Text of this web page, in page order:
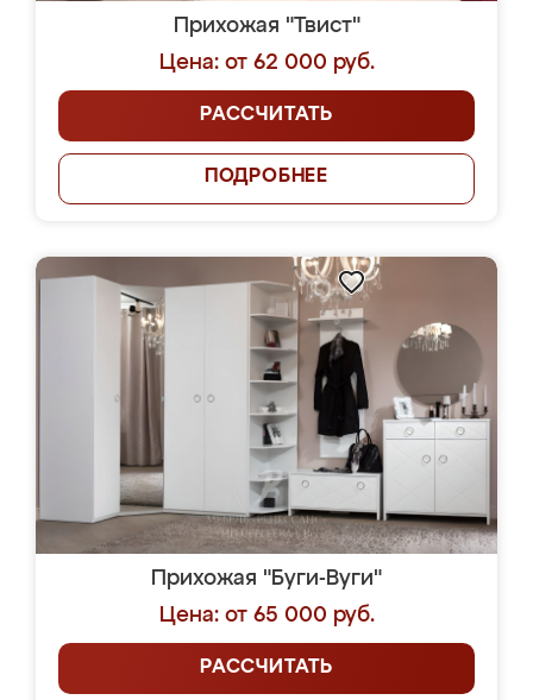
Прихожая "Твист"
Цена: от 62 000 руб.
РАССЧИТАТЬ
ПОДРОБНЕЕ
Прихожая "Буги-Вуги"
Цена: от 65 000 руб.
РАССЧИТАТЬ